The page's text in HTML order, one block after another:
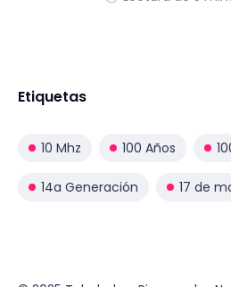
Etiquetas
10 Mhz 100 Años
14a Generación 17 de